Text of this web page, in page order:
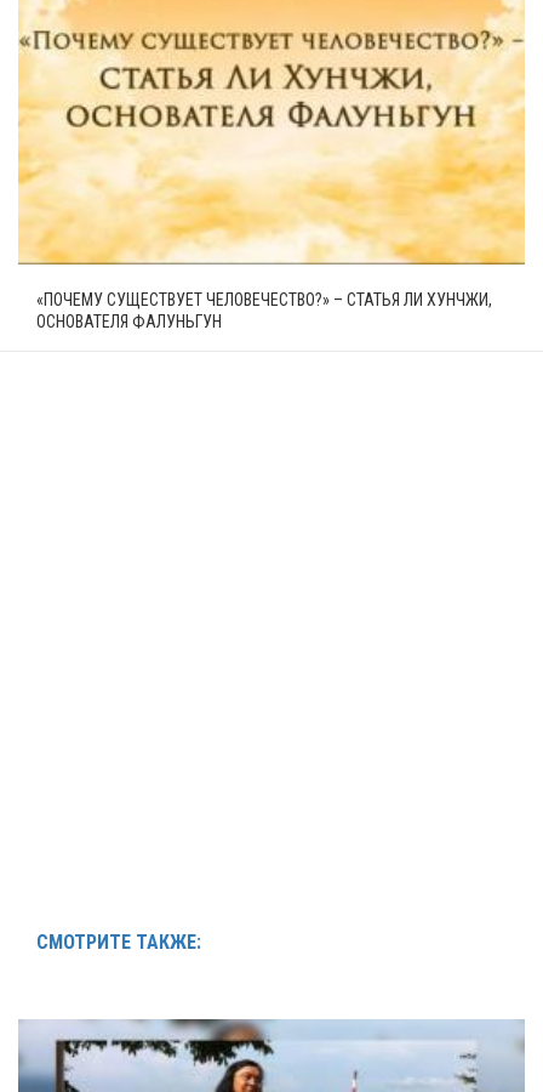
«ПОЧЕМУ СУЩЕСТВУЕТ ЧЕЛОВЕЧЕСТВО?» – СТАТЬЯ ЛИ ХУНЧЖИ,
ОСНОВАТЕЛЯ ФАЛУНЬГУН
СМОТРИТЕ ТАКЖЕ: